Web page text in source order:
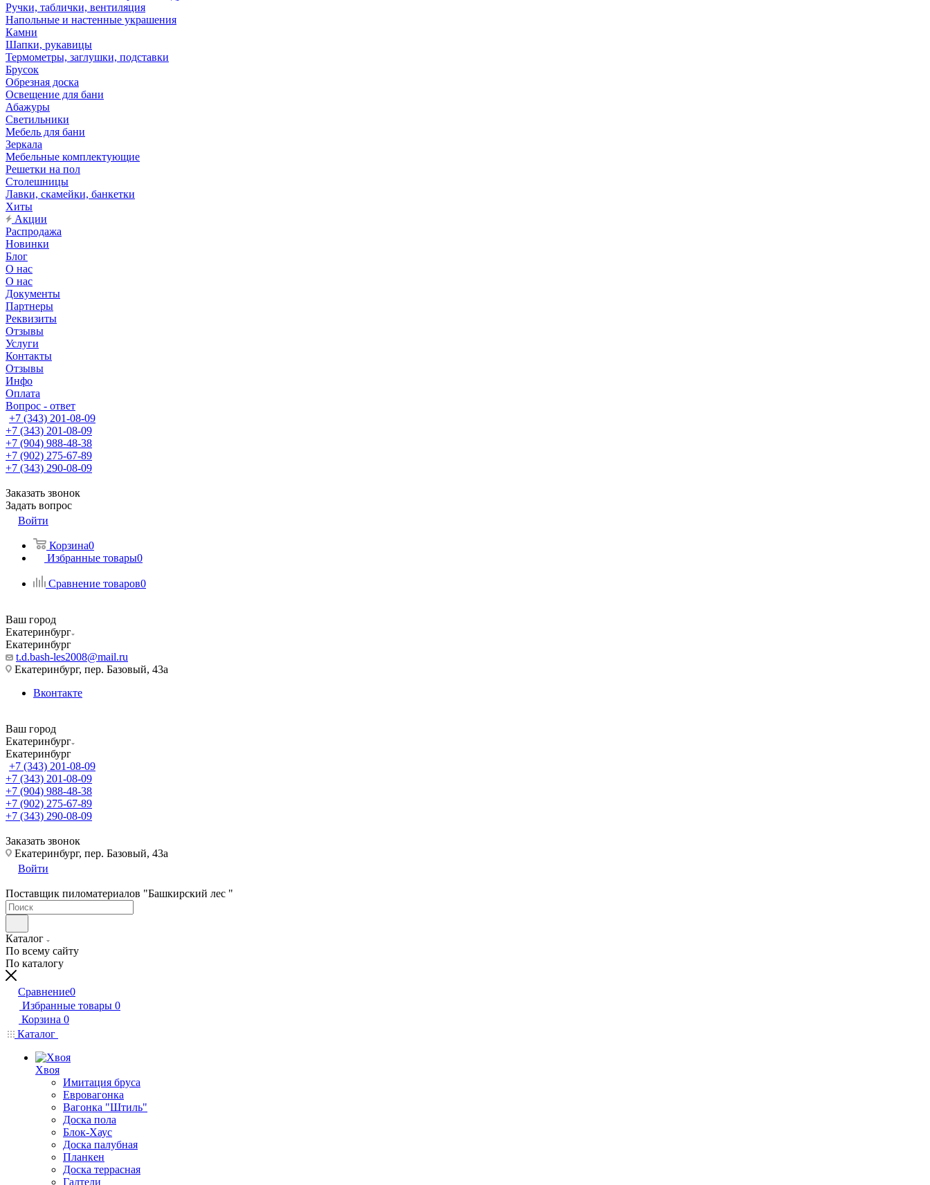
Ручки, таблички, вентиляция
Напольные и настенные украшения
Камни
Шапки, рукавицы
Термометры, заглушки, подставки
Брусок
Обрезная доска
Освещение для бани
Абажуры
Светильники
Мебель для бани
Зеркала
Мебельные комплектующие
Решетки на пол
Столешницы
Лавки, скамейки, банкетки
Хиты
Акции
Распродажа
Новинки
Блог
О нас
О нас
Документы
Партнеры
Реквизиты
Отзывы
Услуги
Контакты
Отзывы
Инфо
Оплата
Вопрос - ответ
+7 (343) 201-08-09
+7 (343) 201-08-09
+7 (904) 988-48-38
+7 (902) 275-67-89
+7 (343) 290-08-09
Заказать звонок
Задать вопрос
Войти
Корзина0
Избранные товары0
Сравнение товаров0
Ваш город
Екатеринбург
Екатеринбург
t.d.bash-les2008@mail.ru
Екатеринбург, пер. Базовый, 43а
Вконтакте
Ваш город
Екатеринбург
Екатеринбург
+7 (343) 201-08-09
+7 (343) 201-08-09
+7 (904) 988-48-38
+7 (902) 275-67-89
+7 (343) 290-08-09
Заказать звонок
Екатеринбург, пер. Базовый, 43а
Войти
Поставщик пиломатериалов "Башкирский лес "
Каталог
По всему сайту
По каталогу
Сравнение0
Избранные товары 0
Корзина 0
Каталог
Хвоя
Имитация бруса
Евровагонка
Вагонка "Штиль"
Доска пола
Блок-Хаус
Доска палубная
Планкен
Доска террасная
Галтели